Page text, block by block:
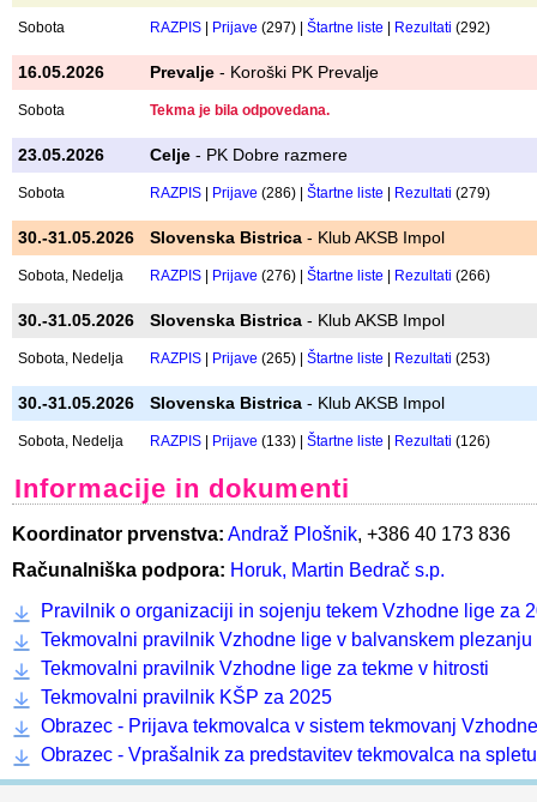
24.01.2026 Maribor - PK Klajmber
Sobota RAZPIS|Prijave(357) |Štartne liste
14.03.2026 Celje- ŠPO PD Celje
Sobota RAZPIS |Prijave(152) |Štartne liste
18.04.2026 Celje- ŠPO PD Celje
Sobota RAZPIS|Prijave(297) | Štartne liste|Rezultati
16.05.2026 Prevalje- Koroški PK Prevalje
Sobota Tekma je bila odpovedana.
23.05.2026 Celje- PK Dobre razmere
Sobota RAZPIS|Prijave(286) | Štartne liste|Rezultati
30.-31.05.2026 Slovenska Bistrica - Klub AKSB Impol
Sobota, Nedelja RAZPIS |Prijave(276) |Štartne liste
30.-31.05.2026 Slovenska Bistrica- Klub AKSB Impol
Sobota, Nedelja RAZPIS|Prijave(265) |Štartne liste|Rezultati
30.-31.05.2026 Slovenska Bistrica- Klub AKSB Impol
Sobota, Nedelja RAZPIS|Prijave(133) |Štartne liste|Rezultati(126)
Informacije in dokumenti
Koordinator prvenstva: Andraž Plošnik, +386 40 173 836
Računalniška podpora: Horuk, Martin Bedrač s.p.